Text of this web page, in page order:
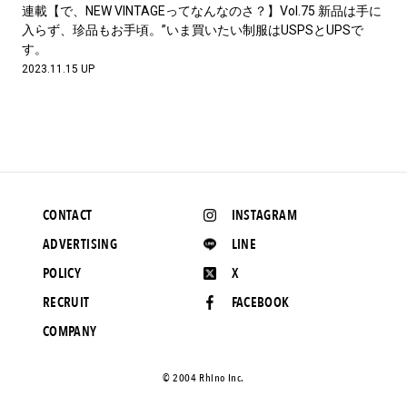
#SPORTS #HANDSOME HANDBOOK
連載【で、NEW VINTAGEってなんなのさ？】Vol.75 新品は手に
入らず、珍品もお手頃。”いま買いたい制服はUSPSとUPSで
す。
2023.11.15 UP
INSTAGRAM
LINE
X
FACEBOOK
CONTACT
ADVERTISING
POLICY
RECRUIT
COMPANY
©️ 2004 Rhino Inc.